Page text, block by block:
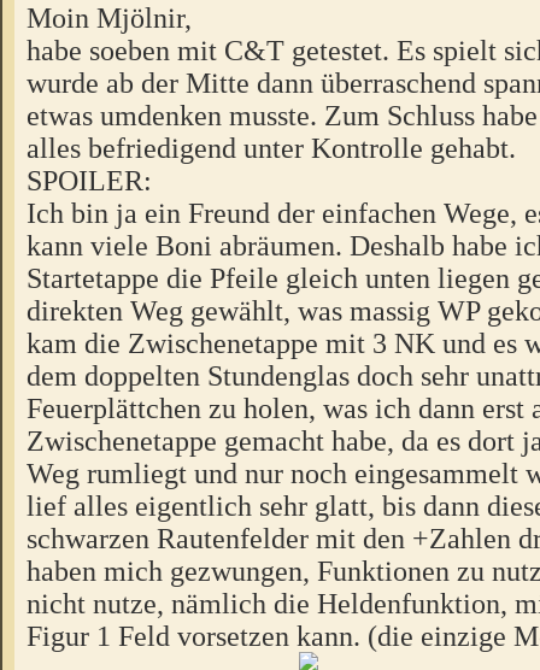
Moin Mjölnir,
habe soeben mit C&T getestet. Es spielt
wurde ab der Mitte dann überraschend
etwas umdenken musste. Zum Schluss
alles befriedigend unter Kontrolle gehabt.
SPOILER:
Ich bin ja ein Freund der einfachen Wege,
kann viele Boni abräumen. Deshalb habe
Startetappe die Pfeile gleich unten liegen
direkten Weg gewählt, was massig WP
kam die Zwischenetappe mit 3 NK und es
dem doppelten Stundenglas doch sehr
Feuerplättchen zu holen, was ich dann erst
Zwischenetappe gemacht habe, da es dort
Weg rumliegt und nur noch eingesammelt
lief alles eigentlich sehr glatt, bis dann
schwarzen Rautenfelder mit den +Zahlen
haben mich gezwungen, Funktionen zu
nicht nutze, nämlich die Heldenfunktion,
Figur 1 Feld vorsetzen kann. (die einzige